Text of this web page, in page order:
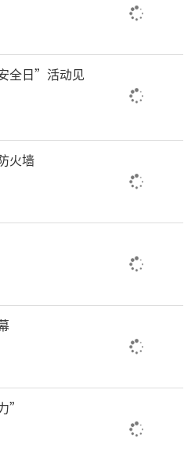
快速反应体系，提升
综合医院通过基层版
级卒中中心和县级Ⅱ级
责任编辑：王璐璐
全日”活动见
火墙
”